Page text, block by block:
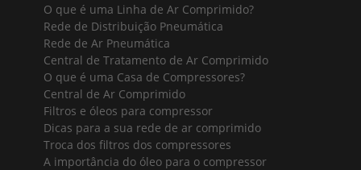
O que é uma Linha de Ar Comprimido?
Rede de Distribuição Pneumática
Rede de Ar Pneumática
Central de Tratamento de Ar Comprimido
O que é uma Casa de Compressores?
Central de Ar Comprimido
Filtros e óleos para compressor
Dicas para a sua rede de ar comprimido
Troca dos filtros dos compressores
A importância do óleo para o compressor